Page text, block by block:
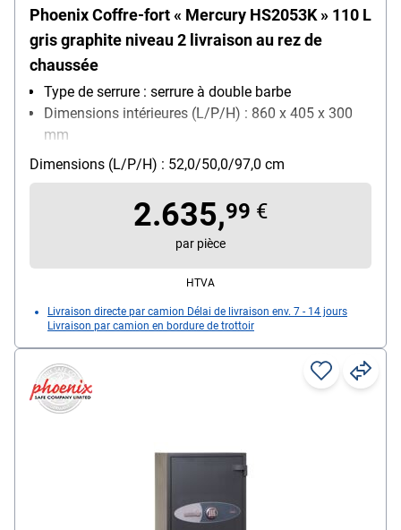
Phoenix Coffre-fort « Mercury HS2053K » 110 L
gris graphite niveau 2 livraison au rez de
chaussée
Type de serrure : serrure à double barbe
Dimensions intérieures (L/P/H) : 860 x 405 x 300
mm
Fixation : fixation au sol
Verrouillage : 3 Seiten
Dimensions (L/P/H) : 52,0/50,0/97,0 cm
2.635,99 €
par pièce
HTVA
Livraison directe par camion Délai de livraison env. 7 - 14 jours
Livraison par camion en bordure de trottoir